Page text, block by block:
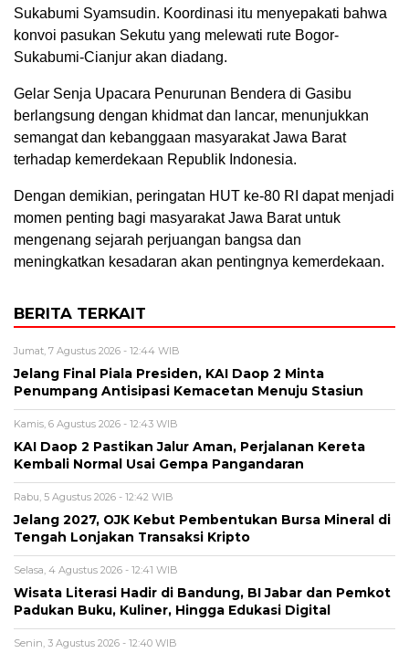
Sukabumi Syamsudin. Koordinasi itu menyepakati bahwa
konvoi pasukan Sekutu yang melewati rute Bogor-
Sukabumi-Cianjur akan diadang.
Gelar Senja Upacara Penurunan Bendera di Gasibu
berlangsung dengan khidmat dan lancar, menunjukkan
semangat dan kebanggaan masyarakat Jawa Barat
terhadap kemerdekaan Republik Indonesia.
Dengan demikian, peringatan HUT ke-80 RI dapat menjadi
momen penting bagi masyarakat Jawa Barat untuk
mengenang sejarah perjuangan bangsa dan
meningkatkan kesadaran akan pentingnya kemerdekaan.
BERITA TERKAIT
Jumat, 7 Agustus 2026 - 12:44 WIB
Jelang Final Piala Presiden, KAI Daop 2 Minta
Penumpang Antisipasi Kemacetan Menuju Stasiun
Kamis, 6 Agustus 2026 - 12:43 WIB
KAI Daop 2 Pastikan Jalur Aman, Perjalanan Kereta
Kembali Normal Usai Gempa Pangandaran
Rabu, 5 Agustus 2026 - 12:42 WIB
Jelang 2027, OJK Kebut Pembentukan Bursa Mineral di
Tengah Lonjakan Transaksi Kripto
Selasa, 4 Agustus 2026 - 12:41 WIB
Wisata Literasi Hadir di Bandung, BI Jabar dan Pemkot
Padukan Buku, Kuliner, Hingga Edukasi Digital
Senin, 3 Agustus 2026 - 12:40 WIB